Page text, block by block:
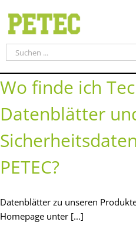
Inhalt
springen
Suche
nach:
Wo finde ich
Datenblätter
PETEC?
Datenblätter zu unseren
Homepage unter [...]